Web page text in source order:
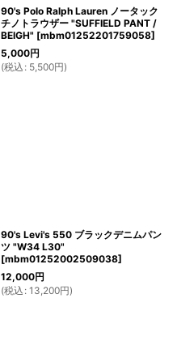
90's Polo Ralph Lauren ノータック
チノトラウザー "SUFFIELD PANT /
BEIGH" [mbm01252201759058]
5,000円
(税込 : 5,500円)
90's Levi's 550 ブラックデニムパン
ツ "W34 L30"
[mbm01252002509038]
12,000円
(税込 : 13,200円)